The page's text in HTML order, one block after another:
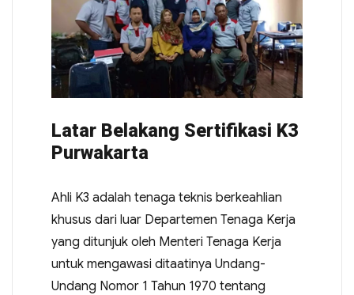
Latar Belakang Sertifikasi K3
Purwakarta
Ahli K3 adalah tenaga teknis berkeahlian
khusus dari luar Departemen Tenaga Kerja
yang ditunjuk oleh Menteri Tenaga Kerja
untuk mengawasi ditaatinya Undang-
Undang Nomor 1 Tahun 1970 tentang